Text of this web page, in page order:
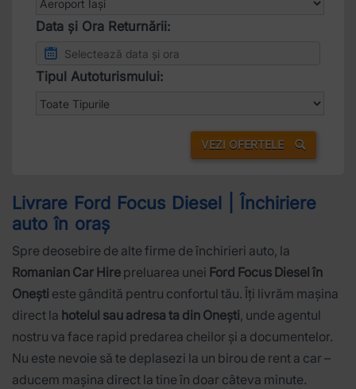
Data și Ora Returnării:
Tipul Autoturismului:
VEZI OFERTELE
Livrare Ford Focus Diesel | Închiriere
auto în oraș
Spre deosebire de alte firme de închirieri auto, la
Romanian Car Hire preluarea unei Ford Focus Diesel în
Onești este gândită pentru confortul tău. Îți livrăm mașina
direct la hotelul sau adresa ta din Onești, unde agentul
nostru va face rapid predarea cheilor și a documentelor.
Nu este nevoie să te deplasezi la un birou de rent a car –
aducem mașina direct la tine în doar câteva minute.